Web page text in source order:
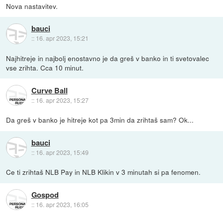
Nova nastavitev.
bauci
:: 16. apr 2023, 15:21
Najhitreje in najbolj enostavno je da greš v banko in ti svetovalec
vse zrihta. Cca 10 minut.
Curve Ball
:: 16. apr 2023, 15:27
Da greš v banko je hitreje kot pa 3min da zrihtaš sam? Ok...
bauci
:: 16. apr 2023, 15:49
Ce ti zrihtaš NLB Pay in NLB Klikin v 3 minutah si pa fenomen.
Gospod
:: 16. apr 2023, 16:05